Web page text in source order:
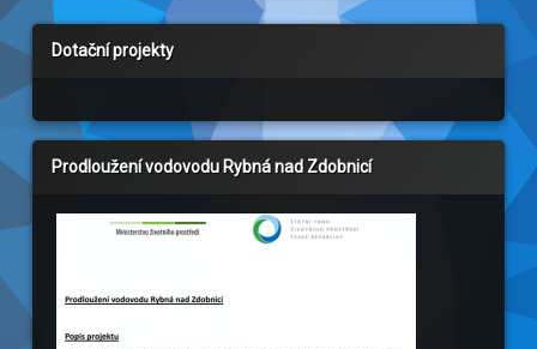
Dotační projekty
Prodloužení vodovodu Rybná nad Zdobnicí